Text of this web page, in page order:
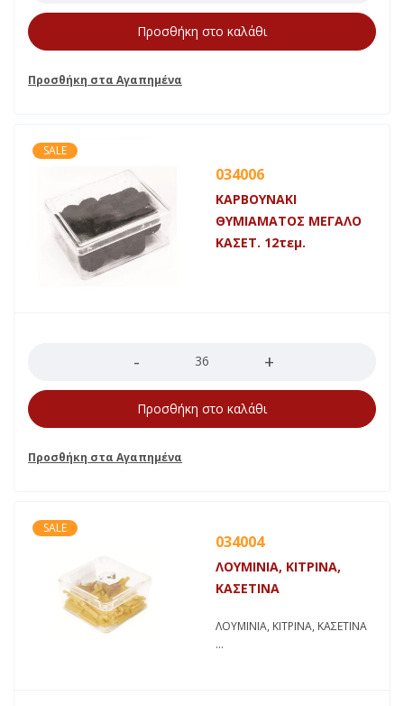
Προσθήκη στο καλάθι
SALE
034006
ΚΑΡΒΟΥΝΑΚΙ
ΘΥΜΙΑΜΑΤΟΣ ΜΕΓΑΛΟ
ΚΑΣΕΤ. 12τεμ.
Προσθήκη στο καλάθι
SALE
034004
ΛΟΥΜΙΝΙΑ, ΚΙΤΡΙΝΑ,
ΚΑΣΕΤΙΝΑ
ΛΟΥΜΙΝΙΑ, ΚΙΤΡΙΝΑ, ΚΑΣΕΤΙΝΑ